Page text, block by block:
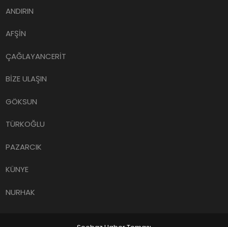
ANDIRIN
AFŞİN
ÇAĞLAYANCERİT
BİZE ULAŞIN
GÖKSUN
TÜRKOĞLU
PAZARCIK
KÜNYE
NURHAK